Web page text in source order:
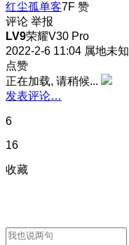
红尘孤单客7F 赞
评论 举报
LV9荣耀V30 Pro
2022-2-6 11:04 属地未知
点赞
正在加载, 请稍候...
发表评论…
6
16
收藏